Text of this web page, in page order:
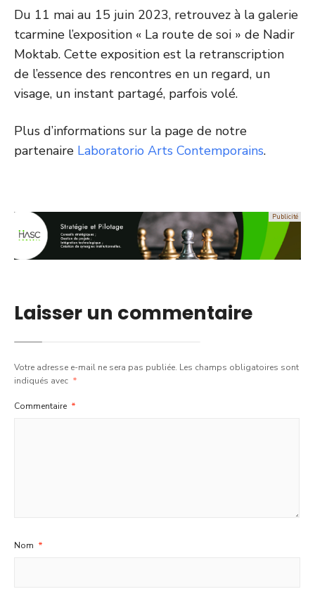
Du 11 mai au 15 juin 2023, retrouvez à la galerie
tcarmine l’exposition « La route de soi » de Nadir
Moktab. Cette exposition est la retranscription
de l’essence des rencontres en un regard, un
visage, un instant partagé, parfois volé.
Plus d’informations sur la page de notre
partenaire Laboratorio Arts Contemporains.
Laisser un commentaire
Votre adresse e-mail ne sera pas publiée. Les champs obligatoires sont
indiqués avec *
Commentaire *
Nom *